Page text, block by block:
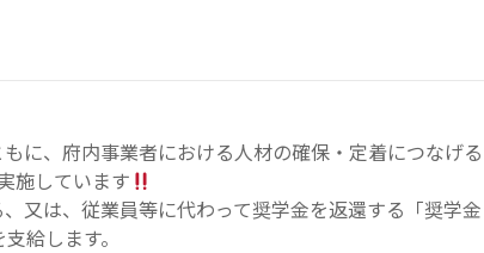
に、府内事業者における人材の確保・定着につなげる
施しています
又は、従業員等に代わって奨学金を返還する「奨学金
給します。